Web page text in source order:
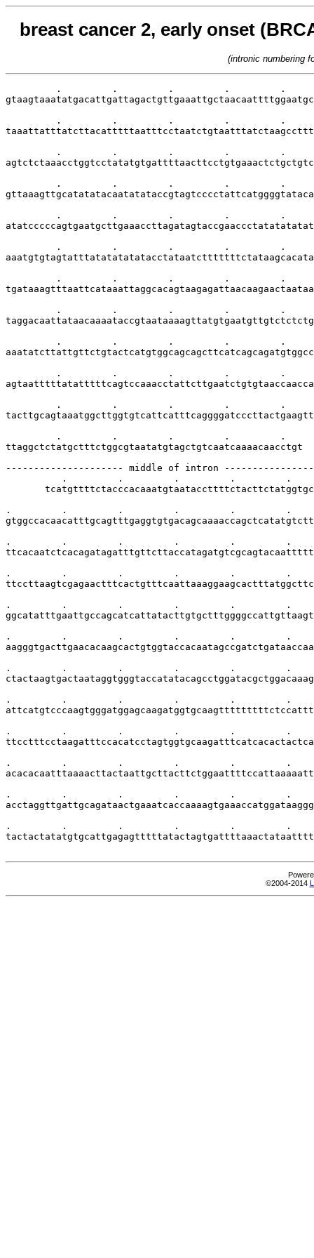
breast cancer 2, early onset
(intronic numbering
.         .         .         .         .
.         .         .         .         .
.         .         .         .         .
.         .         .         .         .
.         .         .         .         .
.         .         .         .         .
.         .         .         .         .
.         .         .         .         .
.         .         .         .         .
.         .         .         .         .
.         .         .         .         .
.         .         .         .         .
ttaggctctatgctttctggcgtaatatgtagctgtcaatcaaaacaacctgt
--------------------- middle of intron
.         .         .         .         .
.         .         .         .         .         .
.         .         .         .         .         .
.         .         .         .         .         .
.         .         .         .         .         .
.         .         .         .         .         .
.         .         .         .         .         .
.         .         .         .         .         .
.         .         .         .         .         .
.         .         .         .         .         .
.         .         .         .         .         .
.         .         .         .         .         .
©2004-2014